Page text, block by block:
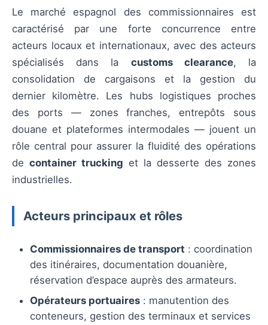
Le marché espagnol des commissionnaires est
caractérisé par une forte concurrence entre
acteurs locaux et internationaux, avec des acteurs
spécialisés dans la customs clearance, la
consolidation de cargaisons et la gestion du
dernier kilomètre. Les hubs logistiques proches
des ports — zones franches, entrepôts sous
douane et plateformes intermodales — jouent un
rôle central pour assurer la fluidité des opérations
de container trucking et la desserte des zones
industrielles.
Acteurs principaux et rôles
Commissionnaires de transport : coordination
des itinéraires, documentation douanière,
réservation d’espace auprès des armateurs.
Opérateurs portuaires : manutention des
conteneurs, gestion des terminaux et services